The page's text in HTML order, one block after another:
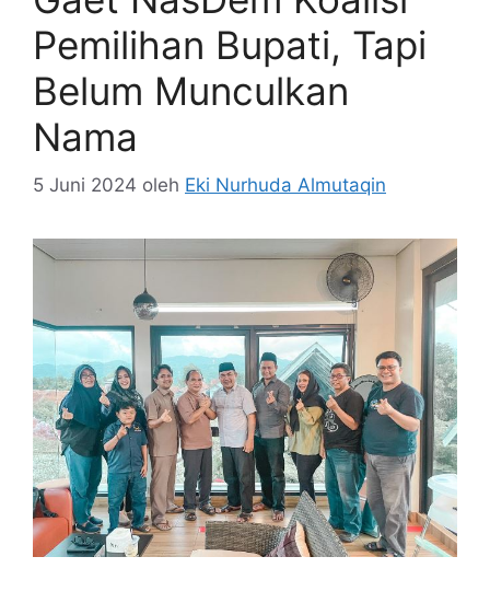
Pemilihan Bupati, Tapi
Belum Munculkan
Nama
5 Juni 2024 oleh Eki Nurhuda Almutaqin